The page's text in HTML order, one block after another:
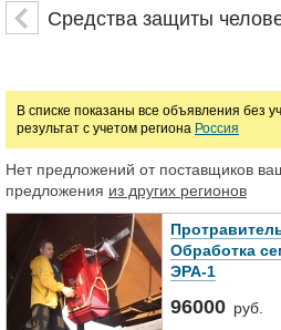
Средства самозащиты, амуниция и
Средства защиты от радиации
Цена
руб.
Средства защиты
В списке показаны все объявления без
результат с учетом региона Россия
Нет предложений от поставщиков
предложения из других регионов
Обработка
ЭРА-1
96000 руб.